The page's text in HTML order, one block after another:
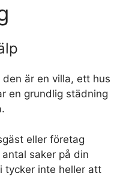
är en villa, ett hus
en grundlig städning
eller företag
saker på din
tycker inte heller att